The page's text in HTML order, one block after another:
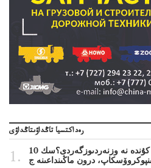
رەداكتسيا تاڭداۋىتاڭداۋى
10 كۇندە نە وزنەردىوزگەردى؟سك